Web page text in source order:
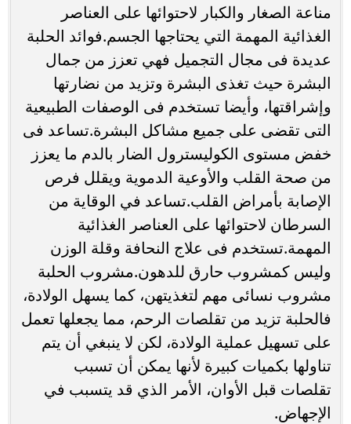
مناعة الصغار والكبار لاحتوائها على العناصر
الغذائية المهمة التي يحتاجها الجسم.فوائد الحلبة
عديدة فى مجال التجميل فهي تعزز من جمال
البشرة حيث تغذى البشرة وتزيد من نضارتها
وإشراقتها، وأيضا تستخدم فى الوصفات الطبيعية
التى تقضى على جميع مشاكل البشرة.تساعد فى
خفض مستوى الكوليسترول الضار بالدم ما يعزز
من صحة القلب والأوعية الدموية ويقلل فرص
الإصابة بأمراض القلب.تساعد في الوقاية من
السرطان لاحتوائها على العناصر الغذائية
المهمة.تستخدم فى علاج النحافة وقلة الوزن
وليس كمشروب حارق للدهون.مشروب الحلبة
مشروب نسائى مهم لتغذيتهن، كما يسهل الولادة،
فالحلبة تزيد من تقلصات الرحم، مما يجعلها تعمل
على تسهيل عملية الولادة، لكن لا ينبغي أن يتم
تناولها بكميات كبيرة لأنها يمكن أن تسبب
تقلصات قبل الأوان، الأمر الذي قد يتسبب في
الإجهاض.